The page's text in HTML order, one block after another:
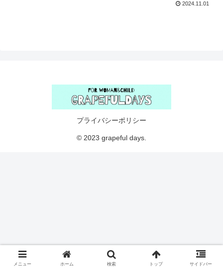
2024.11.01
プライバシーポリシー
© 2023 grapeful days.
メニュー ホーム 検索 トップ サイドバー